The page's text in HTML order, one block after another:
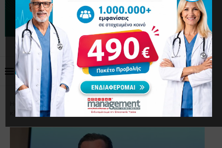
Home Επικαιρότητα
Άδωνις Γεωργιάδης: “Δεν
κλείνει η Μονάδα Αιμοκάθαρσης στην Αίγινα”